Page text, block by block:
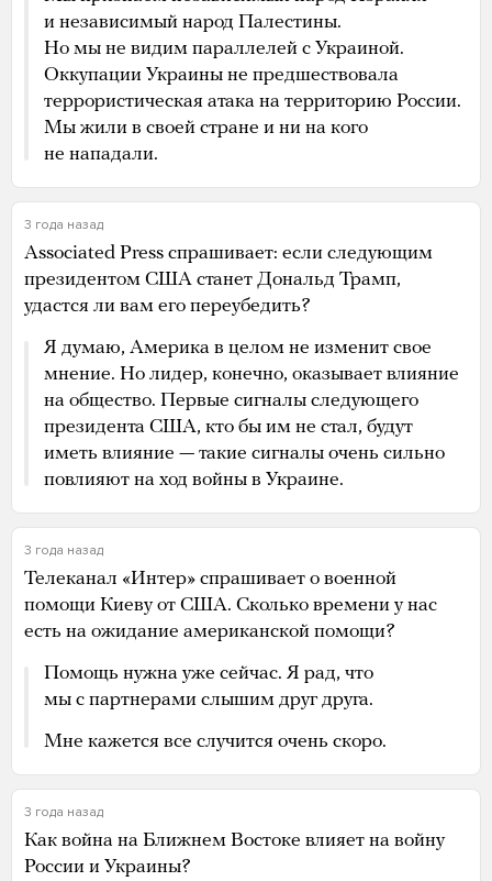
и независимый народ Палестины.
Но мы не видим параллелей с Украиной.
Оккупации Украины не предшествовала
террористическая атака на территорию России.
Мы жили в своей стране и ни на кого
не нападали.
3 года назад
Associated Press спрашивает: если следующим
президентом США станет Дональд Трамп,
удастся ли вам его переубедить?
Я думаю, Америка в целом не изменит свое
мнение. Но лидер, конечно, оказывает влияние
на общество. Первые сигналы следующего
президента США, кто бы им не стал, будут
иметь влияние — такие сигналы очень сильно
повлияют на ход войны в Украине.
3 года назад
Телеканал «Интер» спрашивает о военной
помощи Киеву от США. Сколько времени у нас
есть на ожидание американской помощи?
Помощь нужна уже сейчас. Я рад, что
мы с партнерами слышим друг друга.
Мне кажется все случится очень скоро.
3 года назад
Как война на Ближнем Востоке влияет на войну
России и Украины?